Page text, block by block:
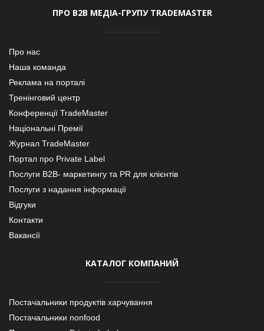
ПРО В2В МЕДІА-ГРУПУ TRADEMASTER
Про нас
Наша команда
Реклама на порталі
Тренінговий центр
Конференції TradeMaster
Національні Премії
Журнал TradeMaster
Портал про Private Label
Послуги В2В- маркетингу та PR для клієнтів
Послуги з надання інформації
Відгуки
Контакти
Вакансії
КАТАЛОГ КОМПАНИЙ
Постачальники продуктів харчування
Постачальники nonfood